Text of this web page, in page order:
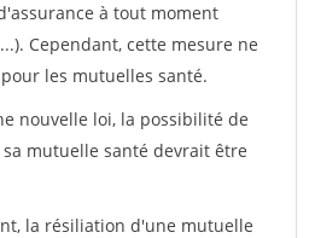
à tout moment
Cependant, cette mesure ne
les mutuelles santé.
nouvelle loi, la possibilité de
mutuelle santé devrait être
la résiliation d'une mutuelle